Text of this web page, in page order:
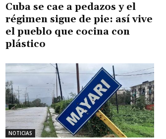
Cuba se cae a pedazos y el
régimen sigue de pie: así vive
el pueblo que cocina con
plástico
NOTICIAS